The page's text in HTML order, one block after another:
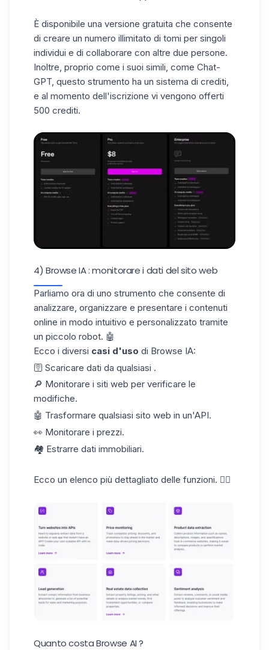
È disponibile una versione gratuita che consente
di creare un numero illimitato di tomi per singoli
individui e di collaborare con altre due persone.
Inoltre, proprio come i suoi simili, come Chat-
GPT, questo strumento ha un sistema di crediti,
e al momento dell'iscrizione vi vengono offerti
500 crediti.
4) Browse IA : monitorare i dati del sito web
Parliamo ora di uno strumento che consente di
analizzare, organizzare e presentare i contenuti
online in modo intuitivo e personalizzato tramite
un piccolo robot. 🤖
Ecco i diversi casi d'uso di Browse IA:
🛜 Scaricare dati da qualsiasi .
🔎 Monitorare i siti web per verificare le
modifiche.
🤖 Trasformare qualsiasi sito web in un'API.
👀 Monitorare i prezzi.
🏘️ Estrarre dati immobiliari.
Ecco un elenco più dettagliato delle funzioni. 👇🏼
Quanto costa Browse AI ?